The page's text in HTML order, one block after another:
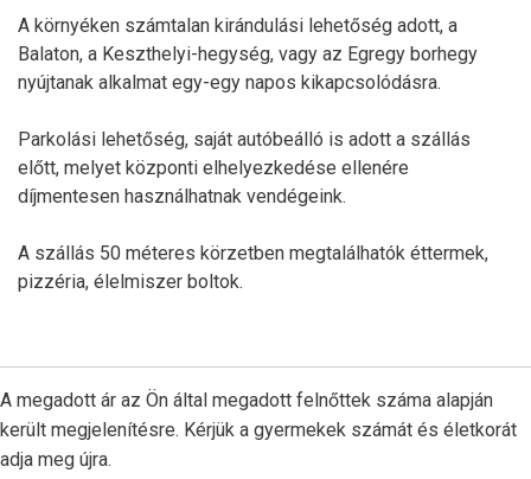
A környéken számtalan kirándulási lehetőség adott, a
Balaton, a Keszthelyi-hegység, vagy az Egregy borhegy
nyújtanak alkalmat egy-egy napos kikapcsolódásra.
Parkolási lehetőség, saját autóbeálló is adott a szállás
előtt, melyet központi elhelyezkedése ellenére
díjmentesen használhatnak vendégeink.
A szállás 50 méteres körzetben megtalálhatók éttermek,
pizzéria, élelmiszer boltok.
A megadott ár az Ön által megadott felnőttek száma alapján
került megjelenítésre. Kérjük a gyermekek számát és életkorát
adja meg újra.